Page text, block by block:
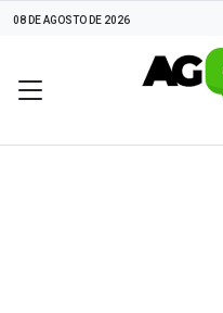
08 DE AGOSTO DE 2026